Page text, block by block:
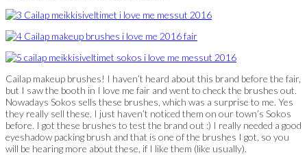
Cailap makeup brushes! I haven’t heard about this brand before the fair,
but I saw the booth in I love me fair and went to check the brushes out.
Nowadays Sokos sells these brushes, which was a surprise to me. Yes
they really sell these. I just haven’t noticed them on our town’s Sokos
before. I got these brushes to test the brand out :) I really needed a good
eyeshadow packing brush and that is one of the brushes I got, so you
will be hearing more about these, if I like them (like usually).